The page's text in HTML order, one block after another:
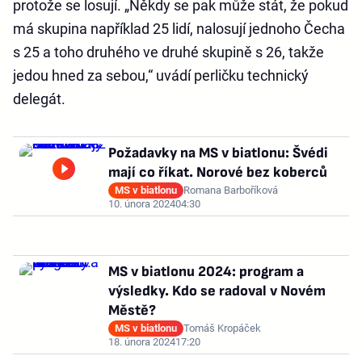
protože se losují. „Někdy se pak může stát, že pokud
má skupina například 25 lidí, nalosují jednoho Čecha
s 25 a toho druhého ve druhé skupině s 26, takže
jedou hned za sebou,“ uvádí perličku technický
delegát.
Požadavky na MS v biatlonu: Švédi
mají co říkat. Norové bez koberců
MS v biatlonu Romana Barboříková
10. února 202404:30
MS v biatlonu 2024: program a
výsledky. Kdo se radoval v Novém
Městě?
MS v biatlonu Tomáš Kropáček
18. února 202417:20